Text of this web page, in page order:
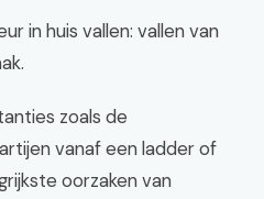
in huis vallen: vallen van
zoals de
vanaf een ladder of
oorzaken van